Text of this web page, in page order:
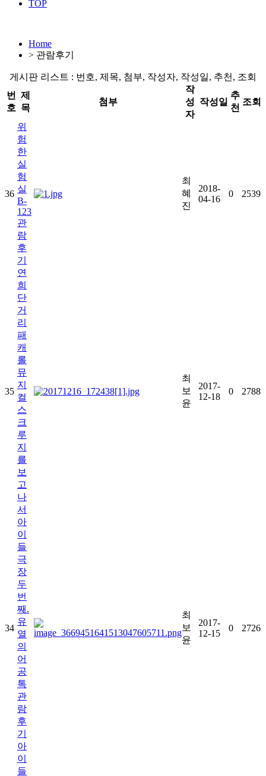
TOP
Home
> 관람후기
게시판 리스트 : 번호, 제목, 첨부, 작성자, 작성일, 추천, 조회
번
호
제
목
첨부
작
성
자
작성일
추
천
조회
36
위
험
한
실
험
실
B-
123
관
람
후
기
최
혜
진
2018-
04-16
0 2539
35
연
희
단
거
리
패
캐
롤
뮤
지
컬
스
크
루
지
를
보
고
나
서
최
보
윤
2017-
12-18
0 2788
34
아
이
들
극
장
두
번
째.
유
열
의
어
공
톡
관
람
후
기
최
보
윤
2017-
12-15
0 2726
아
이
들